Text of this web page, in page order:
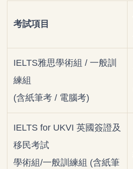
考試項目
IELTS雅思學術組 / 一般訓
練組
(含紙筆考 / 電腦考)
IELTS for UKVI 英國簽證及
移民考試
學術組/一般訓練組 (含紙筆